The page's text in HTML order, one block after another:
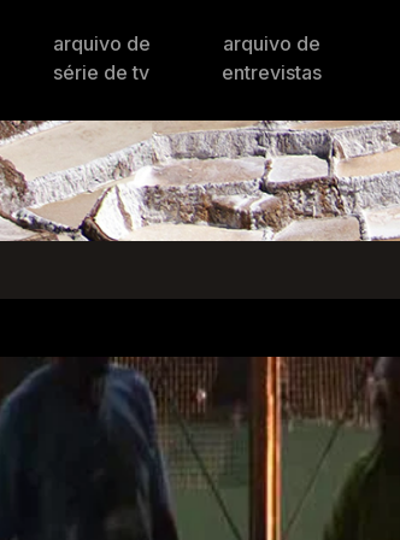
arquivo de
série de tv
arquivo de
entrevistas